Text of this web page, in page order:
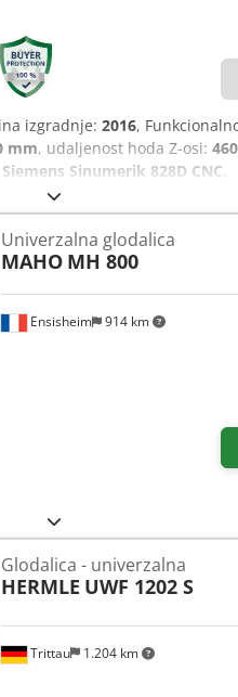
izgradnje: 2016,
mm, udaljenost hoda Z-osi:
Siemens Sinumerik 828D CNC,
Ensisheim 914 km
Univerzalna glodalica
MAHO MH 800
Trittau 1.204 km
Glodalica - univerzalna
HERMLE UWF 1202 S